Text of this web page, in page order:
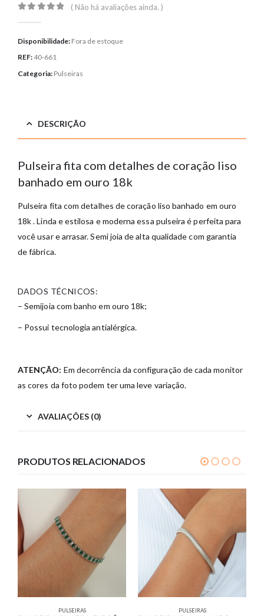
( Não há avaliações ainda. )
Disponibilidade: Fora de estoque
REF:40-661
Categoria: Pulseiras
DESCRIÇÃO
Pulseira fita com detalhes de coração liso
banhado em ouro 18k
Pulseira fita com detalhes de coração liso banhado em ouro
18k . Linda e estilosa e moderna essa pulseira é perfeita para
você usar e arrasar. Semi joia de alta qualidade com garantia
de fábrica.
DADOS TÉCNICOS:
– Semijoia com banho em ouro 18k;
– Possui tecnologia antialérgica.
ATENÇÃO: Em decorrência da configuração de cada monitor
as cores da foto podem ter uma leve variação.
AVALIAÇÕES (0)
PRODUTOS RELACIONADOS
PULSEIRAS PULSEIRAS